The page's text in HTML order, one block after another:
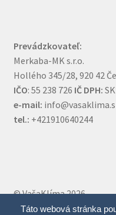
Táto webová stránka
Prevádzkovateľ:
Merkaba-MK s.r.o.
Hollého 345/28, 920 42
IČO: 55 238 726 IČ DPH:
e-mail:
tel.: +421910640244
© VašaKlíma 2026